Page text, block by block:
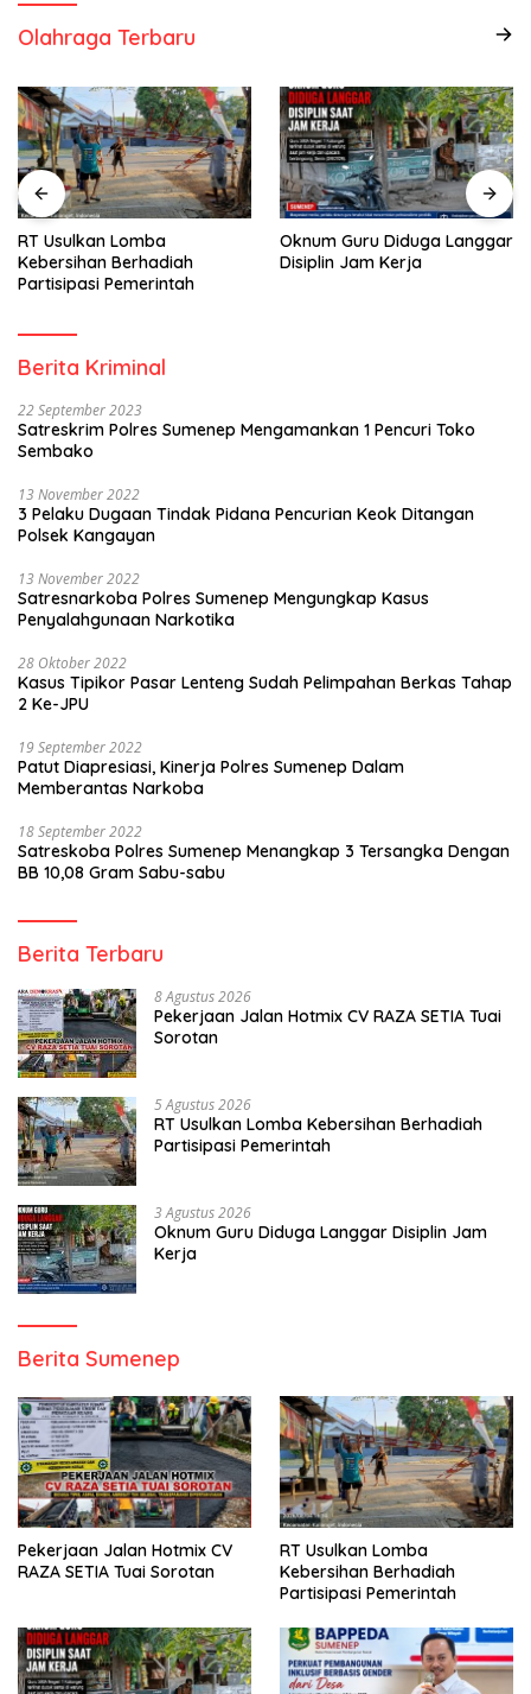
Olahraga Terbaru
RT Usulkan Lomba
Kebersihan Berhadiah
Partisipasi Pemerintah
Oknum Guru Diduga Langgar
Disiplin Jam Kerja
Berita Kriminal
22 September 2023
Satreskrim Polres Sumenep Mengamankan 1 Pencuri Toko
Sembako
13 November 2022
3 Pelaku Dugaan Tindak Pidana Pencurian Keok Ditangan
Polsek Kangayan
13 November 2022
Satresnarkoba Polres Sumenep Mengungkap Kasus
Penyalahgunaan Narkotika
28 Oktober 2022
Kasus Tipikor Pasar Lenteng Sudah Pelimpahan Berkas Tahap
2 Ke-JPU
19 September 2022
Patut Diapresiasi, Kinerja Polres Sumenep Dalam
Memberantas Narkoba
18 September 2022
Satreskoba Polres Sumenep Menangkap 3 Tersangka Dengan
BB 10,08 Gram Sabu-sabu
Berita Terbaru
8 Agustus 2026
Pekerjaan Jalan Hotmix CV RAZA SETIA Tuai
Sorotan
5 Agustus 2026
RT Usulkan Lomba Kebersihan Berhadiah
Partisipasi Pemerintah
3 Agustus 2026
Oknum Guru Diduga Langgar Disiplin Jam
Kerja
Berita Sumenep
Pekerjaan Jalan Hotmix CV
RAZA SETIA Tuai Sorotan
RT Usulkan Lomba
Kebersihan Berhadiah
Partisipasi Pemerintah